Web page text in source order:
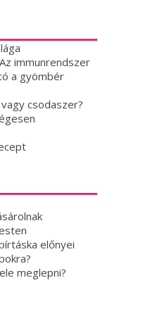
immunrendszer
a gyömbér
csodaszer?
előnyei
meglepni?